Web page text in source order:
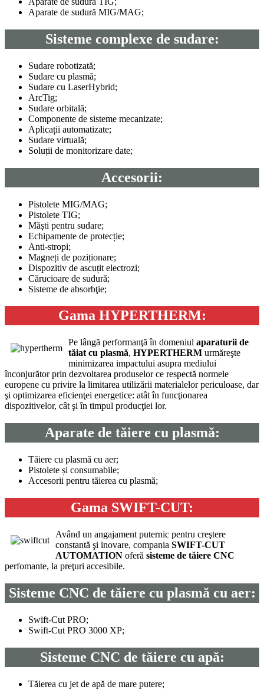
Aparate de sudură MIG/MAG;
Sisteme complexe de sudare:
Sudare robotizată;
Sudare cu plasmă;
Sudare cu LaserHybrid;
ArcTig;
Sudare orbitală;
Componente de sisteme mecanizate;
Aplicații automatizate;
Sudare virtuală;
Soluții de monitorizare date;
Accesorii:
Pistolete MIG/MAG;
Pistolete TIG;
Măști pentru sudare;
Echipamente de protecție;
Anti-stropi;
Magneți de poziționare;
Dispozitiv de ascuțit electrozi;
Cărucioare de sudură;
Sisteme de absorbţie;
Gama HYPERTHERM:
Pe lângă performanţă în domeniul aparaturii de
tăiat cu plasmă, HYPERTHERM urmăreşte
minimizarea impactului asupra mediului
înconjurător prin dezvoltarea produselor ce respectă normele
europene cu privire la limitarea utilizării materialelor periculoase, dar
şi optimizarea eficienţei energetice: atât în funcţionarea
dispozitivelor, cât şi în timpul producţiei lor.
Aparate de tăiere cu plasmă:
Tăiere cu plasmă cu aer;
Pistolete și consumabile;
Accesorii pentru tăierea cu plasmă;
Gama SWIFT-CUT:
Având un angajament puternic pentru creştere
constantă şi inovare, compania SWIFT-CUT
AUTOMATION oferă sisteme de tăiere CNC
perfomante, la preţuri accesibile.
Sisteme CNC de tăiere cu plasmă cu aer:
Swift-Cut PRO;
Swift-Cut PRO 3000 XP;
Sisteme CNC de tăiere cu apă:
Tăierea cu jet de apă de mare putere;